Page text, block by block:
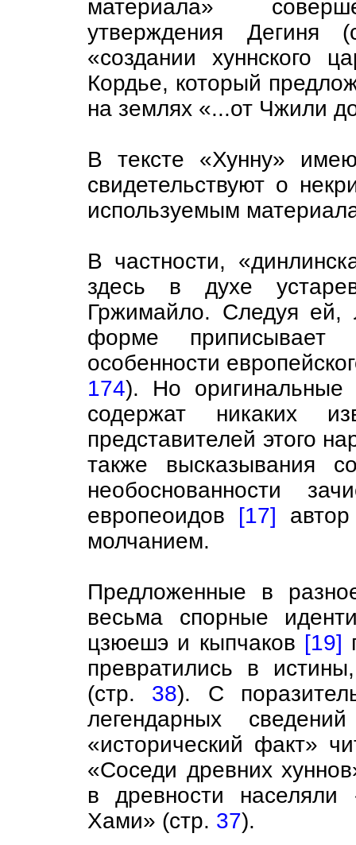
материала»
утверждения
«создании хуннского
Кордье, который
на землях «...от Чжили
В тексте «Хунну»
свидетельствуют о
используемым
В частности,
здесь в духе
Гржимайло. Следуя ей,
форме приписывает
особенности
174). Но оригинальные
содержат никаких
представителей этого
также высказывания
необоснованности
европеоидов [17]
молчанием.
Предложенные в
весьма спорные
цзюешэ и кыпчаков [19]
превратились в
(стр. 38). С
легендарных
«исторический факт»
«Соседи древних
в древности
Хами» (стр. 37).